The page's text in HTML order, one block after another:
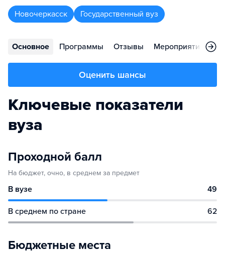
Новочеркасск Государственный вуз
Основное Программы Отзывы Мероприятия
Оценить шансы
Ключевые показатели
вуза
Проходной балл
На бюджет, очно, в среднем за предмет
В вузе 49
В среднем по стране 62
Бюджетные места